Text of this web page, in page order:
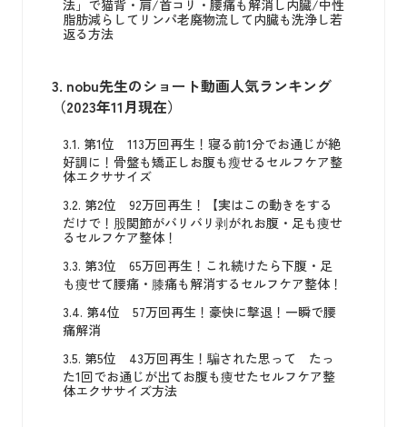
法」で猫背・肩/首コリ・腰痛も解消し内臓/中性
脂肪減らしてリンパ老廃物流して内臓も洗浄し若
返る方法
3. nobu先生のショート動画人気ランキング
（2023年11月現在）
3.1. 第1位 113万回再生！寝る前1分でお通じが絶
好調に！骨盤も矯正しお腹も瘦せるセルフケア整
体エクササイズ
3.2. 第2位 92万回再生！【実はこの動きをする
だけで！股関節がバリバリ剥がれお腹・足も痩せ
るセルフケア整体！
3.3. 第3位 65万回再生！これ続けたら下腹・足
も痩せて腰痛・膝痛も解消するセルフケア整体！
3.4. 第4位 57万回再生！豪快に撃退！一瞬で腰
痛解消
3.5. 第5位 43万回再生！騙された思って たっ
た1回でお通じが出てお腹も痩せたセルフケア整
体エクササイズ方法